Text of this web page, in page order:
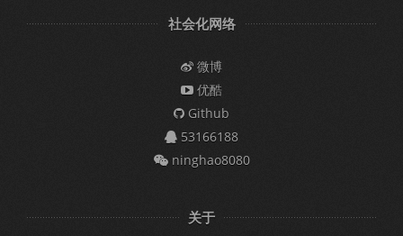
社会化网络
微博
优酷
Github
53166188
ninghao8080
关于